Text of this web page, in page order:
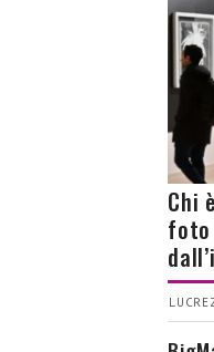
Chi